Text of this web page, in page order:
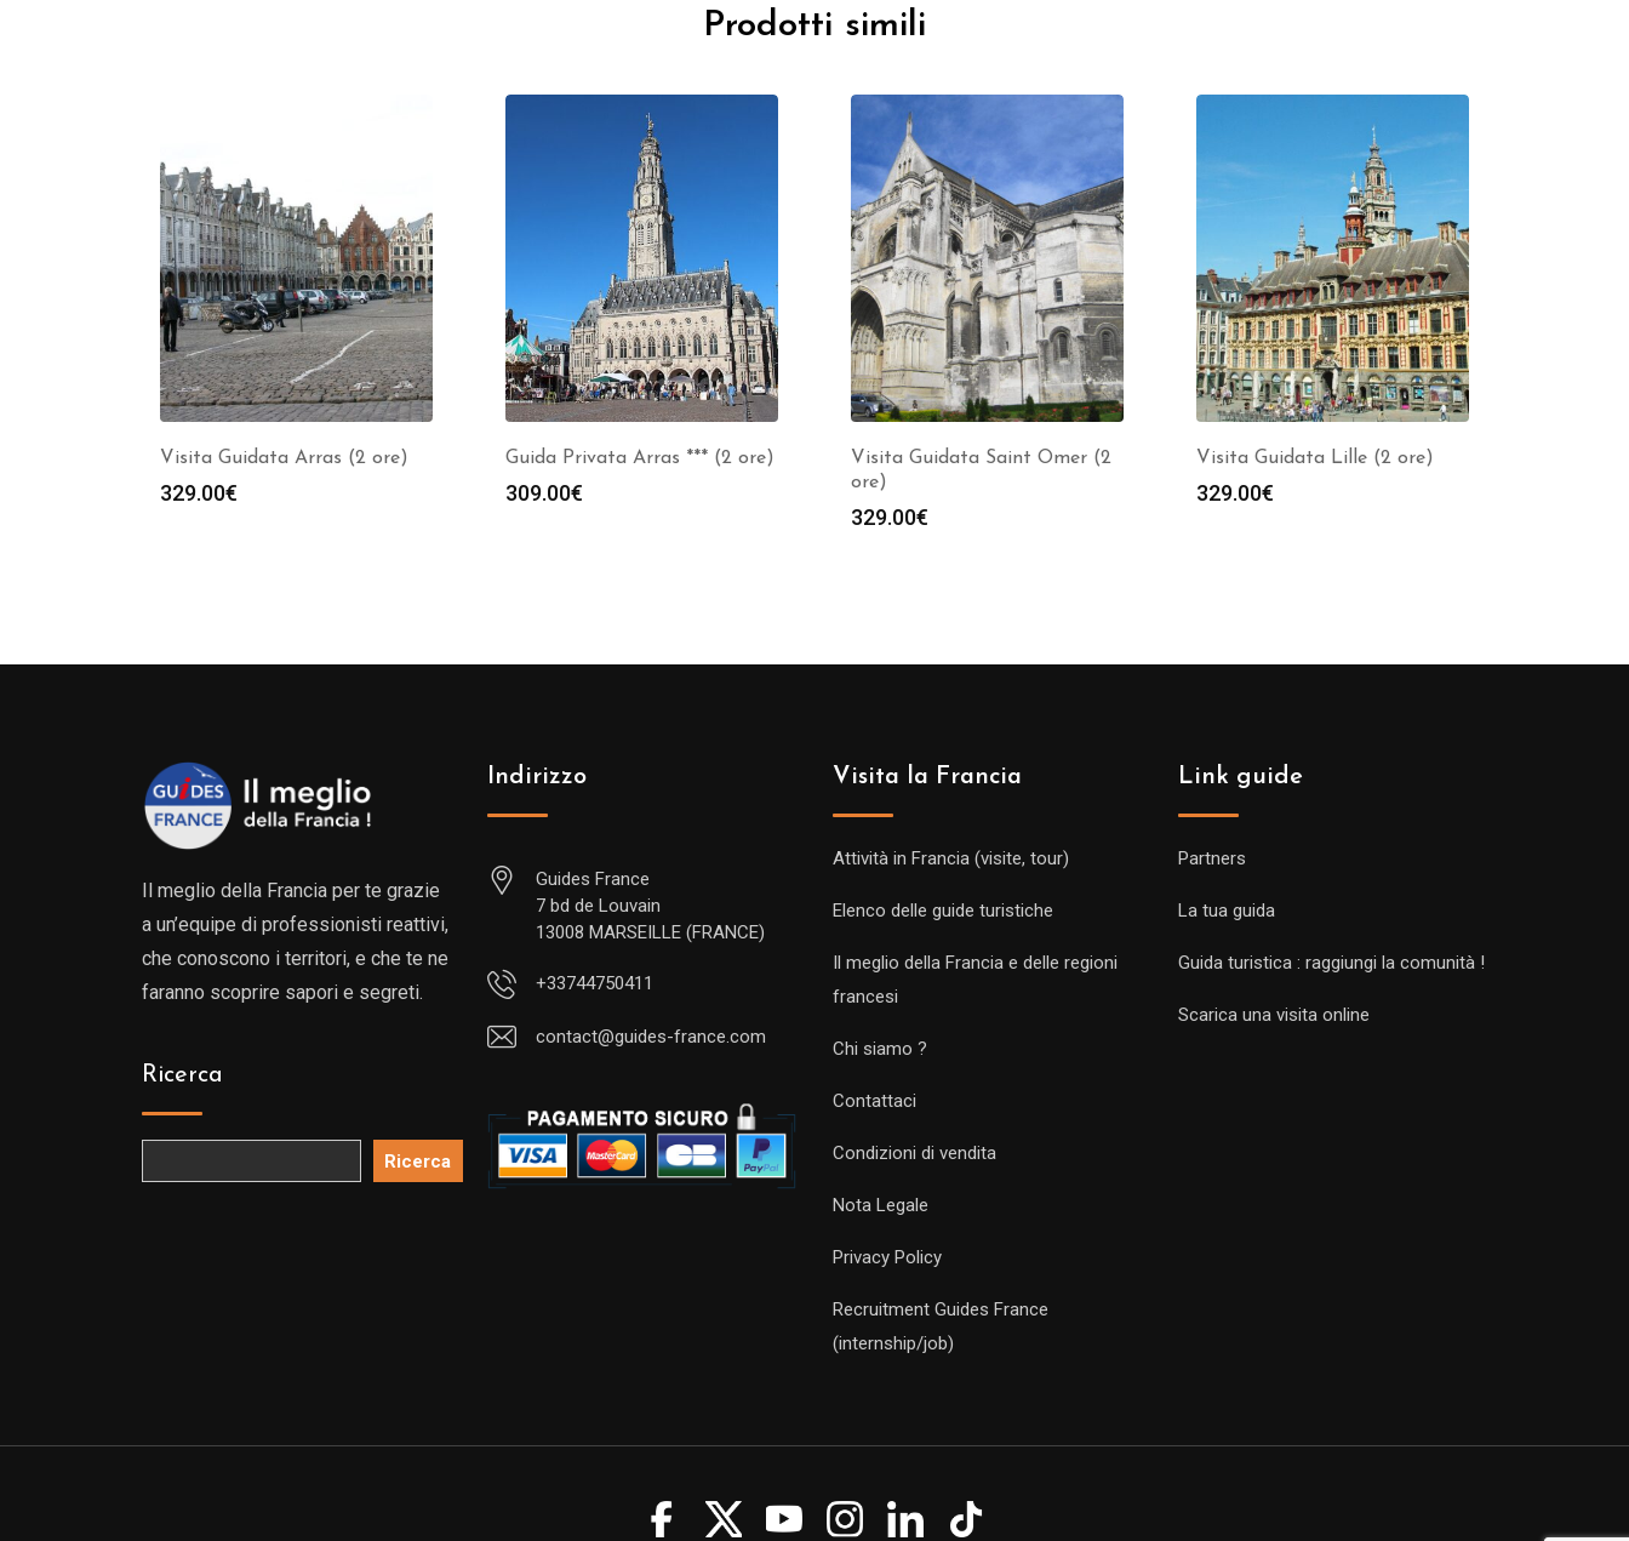
Prodotti simili
Visita Guidata Arras (2 ore)
329.00€
Guida Privata Arras *** (2 ore)
309.00€
Visita Guidata Saint Omer (2
ore)
329.00€
Visita Guidata Lille (2 ore)
329.00€
Il meglio della Francia per te grazie
a un’equipe di professionisti reattivi,
che conoscono i territori, e che te ne
faranno scoprire sapori e segreti.
Ricerca
Ricerca
Indirizzo
Guides France
7 bd de Louvain
13008 MARSEILLE (FRANCE)
+33744750411
contact@guides-france.com
Visita la Francia
Attività in Francia (visite, tour)
Elenco delle guide turistiche
Il meglio della Francia e delle regioni
francesi
Chi siamo ?
Contattaci
Condizioni di vendita
Nota Legale
Privacy Policy
Recruitment Guides France
(internship/job)
Link guide
Partners
La tua guida
Guida turistica : raggiungi la comunità !
Scarica una visita online